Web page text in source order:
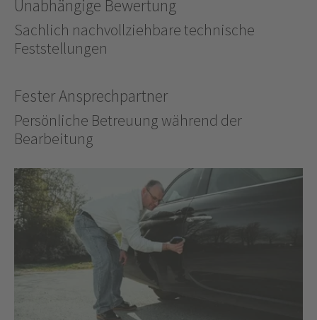
Unabhängige Bewertung
Sachlich nachvollziehbare technische
Feststellungen
Fester Ansprechpartner
Persönliche Betreuung während der
Bearbeitung